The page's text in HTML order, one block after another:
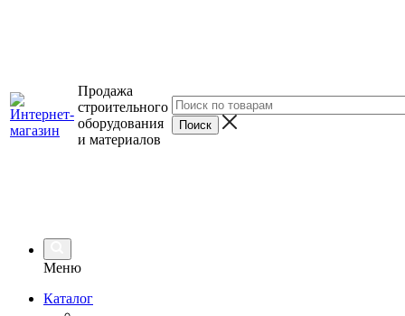
Продажа
строительного
оборудования
и материалов
Меню
Каталог